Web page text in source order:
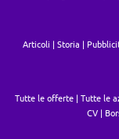
Articoli Storia
Tutte le offerte Tutte le
CV